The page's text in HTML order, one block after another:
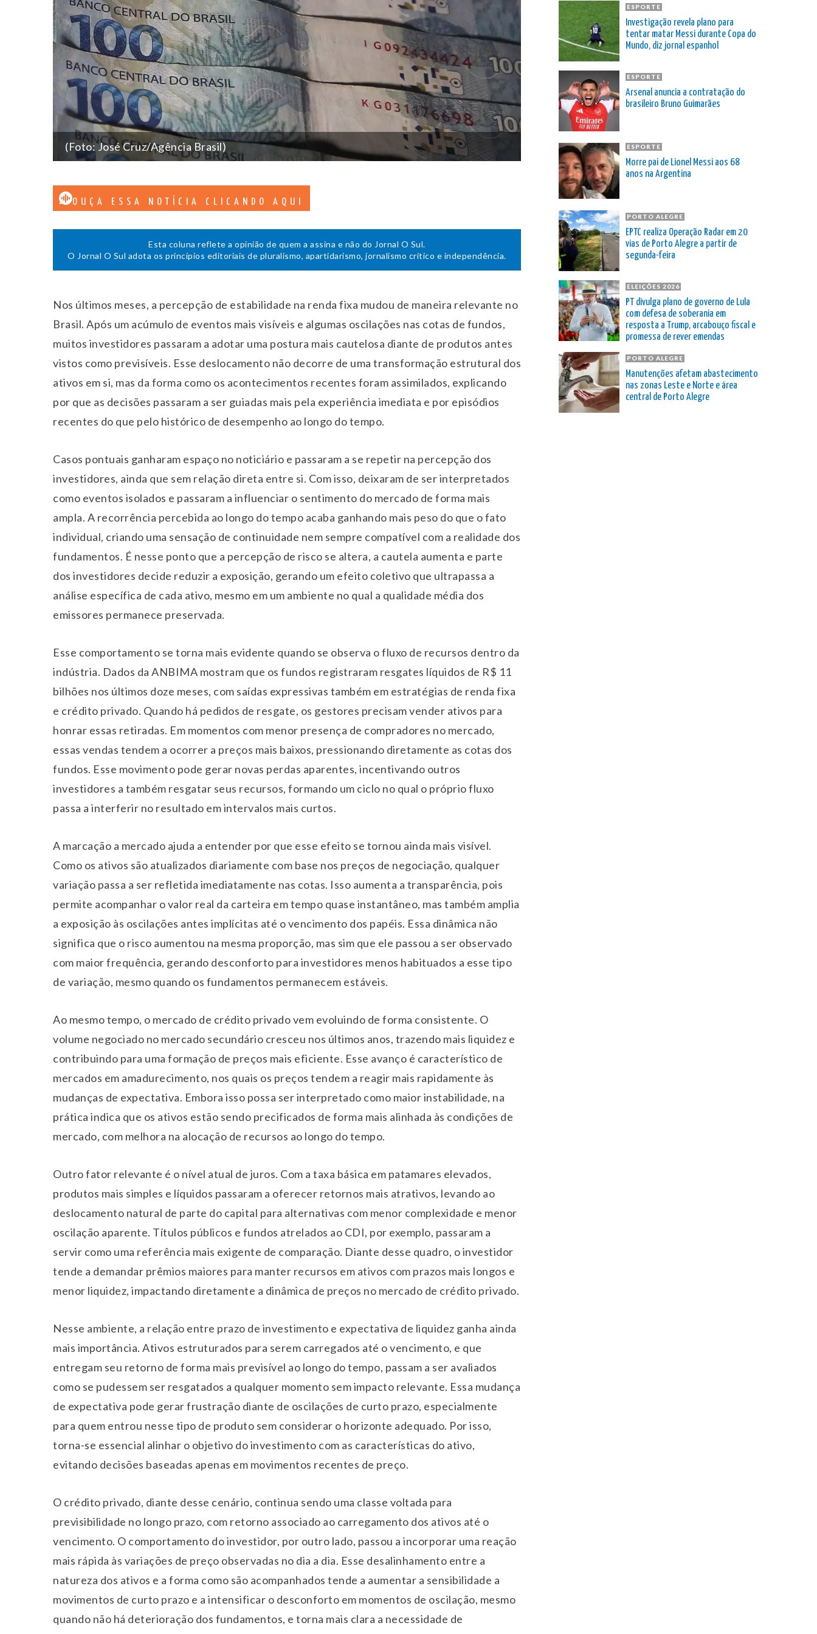
(Foto: José Cruz/Agência Brasil)
OUÇA ESSA NOTÍCIA CLICANDO AQUI
Esta coluna reflete a opinião de quem a assina e não do Jornal O Sul.
O Jornal O Sul adota os princípios editoriais de pluralismo, apartidarismo, jornalismo crítico e independência.
Nos últimos meses, a percepção de estabilidade na renda fixa mudou de maneira relevante no
Brasil. Após um acúmulo de eventos mais visíveis e algumas oscilações nas cotas de fundos,
muitos investidores passaram a adotar uma postura mais cautelosa diante de produtos antes
vistos como previsíveis. Esse deslocamento não decorre de uma transformação estrutural dos
ativos em si, mas da forma como os acontecimentos recentes foram assimilados, explicando
por que as decisões passaram a ser guiadas mais pela experiência imediata e por episódios
recentes do que pelo histórico de desempenho ao longo do tempo.
Casos pontuais ganharam espaço no noticiário e passaram a se repetir na percepção dos
investidores, ainda que sem relação direta entre si. Com isso, deixaram de ser interpretados
como eventos isolados e passaram a influenciar o sentimento do mercado de forma mais
ampla. A recorrência percebida ao longo do tempo acaba ganhando mais peso do que o fato
individual, criando uma sensação de continuidade nem sempre compatível com a realidade dos
fundamentos. É nesse ponto que a percepção de risco se altera, a cautela aumenta e parte
dos investidores decide reduzir a exposição, gerando um efeito coletivo que ultrapassa a
análise específica de cada ativo, mesmo em um ambiente no qual a qualidade média dos
emissores permanece preservada.
Esse comportamento se torna mais evidente quando se observa o fluxo de recursos dentro da
indústria. Dados da ANBIMA mostram que os fundos registraram resgates líquidos de R$ 11
bilhões nos últimos doze meses, com saídas expressivas também em estratégias de renda fixa
e crédito privado. Quando há pedidos de resgate, os gestores precisam vender ativos para
honrar essas retiradas. Em momentos com menor presença de compradores no mercado,
essas vendas tendem a ocorrer a preços mais baixos, pressionando diretamente as cotas dos
fundos. Esse movimento pode gerar novas perdas aparentes, incentivando outros
investidores a também resgatar seus recursos, formando um ciclo no qual o próprio fluxo
passa a interferir no resultado em intervalos mais curtos.
A marcação a mercado ajuda a entender por que esse efeito se tornou ainda mais visível.
Como os ativos são atualizados diariamente com base nos preços de negociação, qualquer
variação passa a ser refletida imediatamente nas cotas. Isso aumenta a transparência, pois
permite acompanhar o valor real da carteira em tempo quase instantâneo, mas também amplia
a exposição às oscilações antes implícitas até o vencimento dos papéis. Essa dinâmica não
significa que o risco aumentou na mesma proporção, mas sim que ele passou a ser observado
com maior frequência, gerando desconforto para investidores menos habituados a esse tipo
de variação, mesmo quando os fundamentos permanecem estáveis.
Ao mesmo tempo, o mercado de crédito privado vem evoluindo de forma consistente. O
volume negociado no mercado secundário cresceu nos últimos anos, trazendo mais liquidez e
contribuindo para uma formação de preços mais eficiente. Esse avanço é característico de
mercados em amadurecimento, nos quais os preços tendem a reagir mais rapidamente às
mudanças de expectativa. Embora isso possa ser interpretado como maior instabilidade, na
prática indica que os ativos estão sendo precificados de forma mais alinhada às condições de
mercado, com melhora na alocação de recursos ao longo do tempo.
Outro fator relevante é o nível atual de juros. Com a taxa básica em patamares elevados,
produtos mais simples e líquidos passaram a oferecer retornos mais atrativos, levando ao
deslocamento natural de parte do capital para alternativas com menor complexidade e menor
oscilação aparente. Títulos públicos e fundos atrelados ao CDI, por exemplo, passaram a
servir como uma referência mais exigente de comparação. Diante desse quadro, o investidor
tende a demandar prêmios maiores para manter recursos em ativos com prazos mais longos e
menor liquidez, impactando diretamente a dinâmica de preços no mercado de crédito privado.
Nesse ambiente, a relação entre prazo de investimento e expectativa de liquidez ganha ainda
mais importância. Ativos estruturados para serem carregados até o vencimento, e que
entregam seu retorno de forma mais previsível ao longo do tempo, passam a ser avaliados
como se pudessem ser resgatados a qualquer momento sem impacto relevante. Essa mudança
de expectativa pode gerar frustração diante de oscilações de curto prazo, especialmente
para quem entrou nesse tipo de produto sem considerar o horizonte adequado. Por isso,
torna-se essencial alinhar o objetivo do investimento com as características do ativo,
evitando decisões baseadas apenas em movimentos recentes de preço.
O crédito privado, diante desse cenário, continua sendo uma classe voltada para
previsibilidade no longo prazo, com retorno associado ao carregamento dos ativos até o
vencimento. O comportamento do investidor, por outro lado, passou a incorporar uma reação
mais rápida às variações de preço observadas no dia a dia. Esse desalinhamento entre a
natureza dos ativos e a forma como são acompanhados tende a aumentar a sensibilidade a
movimentos de curto prazo e a intensificar o desconforto em momentos de oscilação, mesmo
quando não há deterioração dos fundamentos, e torna mais clara a necessidade de
ESPORTE
Investigação revela plano para
tentar matar Messi durante Copa do
Mundo, diz jornal espanhol
ESPORTE
Arsenal anuncia a contratação do
brasileiro Bruno Guimarães
ESPORTE
Morre pai de Lionel Messi aos 68
anos na Argentina
PORTO ALEGRE
EPTC realiza Operação Radar em 20
vias de Porto Alegre a partir de
segunda-feira
ELEIÇÕES 2026
PT divulga plano de governo de Lula
com defesa de soberania em
resposta a Trump, arcabouço fiscal e
promessa de rever emendas
PORTO ALEGRE
Manutenções afetam abastecimento
nas zonas Leste e Norte e área
central de Porto Alegre